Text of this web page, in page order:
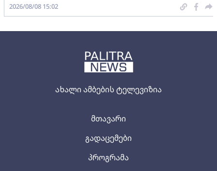
ახალი ამბების ტელევიზია
მთავარი
გადაცემები
პროგრამა
2026/08/08 15:02